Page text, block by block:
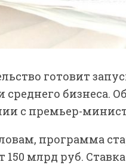
готовит
среднего бизнеса.
с премьер-
программа
150 млрд руб.